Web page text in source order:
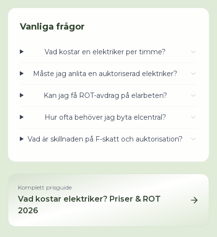
Vanliga frågor
Vad kostar en elektriker per timme?
Måste jag anlita en auktoriserad elektriker?
Kan jag få ROT-avdrag på elarbeten?
Hur ofta behöver jag byta elcentral?
Vad är skillnaden på F-skatt och auktorisation?
Komplett prisguide
Vad kostar elektriker? Priser & ROT
2026